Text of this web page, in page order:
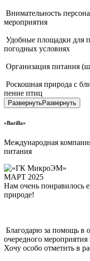
мероприятия
погодных условиях
Организация питания
пение птиц
РазвернутьРазвернуть
«Barilla»
Международная
питания
МАРТ 2025
Нам очень понравилось
природе!
очередного
Хочу особо отметить в